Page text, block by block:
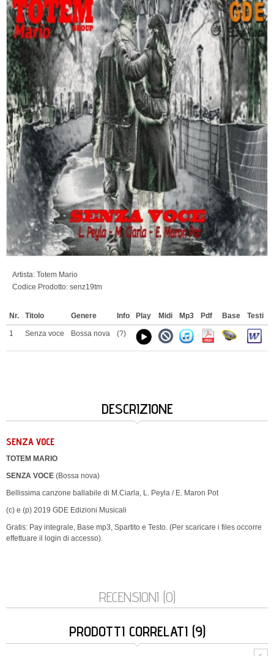
Artista: Totem Mario
Codice Prodotto: senz19tm
Nr. Titolo Genere Info Play Midi Mp3 Pdf Base Testi
1 Senza voce Bossa nova (?)
DESCRIZIONE
SENZA VOCE
TOTEM MARIO
SENZA VOCE (Bossa nova)
Bellissima canzone ballabile di M.Ciarla, L. Peyla / E. Maron Pot
(c) e (p) 2019 GDE Edizioni Musicali
Gratis: Pay integrale, Base mp3, Spartito e Testo. (Per scaricare i files occorre
effettuare il login di accesso).
RECENSIONI (0)
PRODOTTI CORRELATI (9)